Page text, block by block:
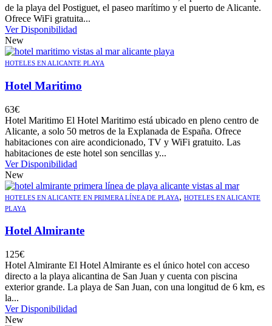
de la playa del Postiguet, el paseo marítimo y el puerto de Alicante.
Ofrece WiFi gratuita...
Ver Disponibilidad
New
HOTELES EN ALICANTE PLAYA
Hotel Maritimo
63€
Hotel Maritimo El Hotel Maritimo está ubicado en pleno centro de
Alicante, a solo 50 metros de la Explanada de España. Ofrece
habitaciones con aire acondicionado, TV y WiFi gratuito. Las
habitaciones de este hotel son sencillas y...
Ver Disponibilidad
New
HOTELES EN ALICANTE EN PRIMERA LÍNEA DE PLAYA, HOTELES EN ALICANTE
PLAYA
Hotel Almirante
125€
Hotel Almirante El Hotel Almirante es el único hotel con acceso
directo a la playa alicantina de San Juan y cuenta con piscina
exterior grande. La playa de San Juan, con una longitud de 6 km, es
la...
Ver Disponibilidad
New